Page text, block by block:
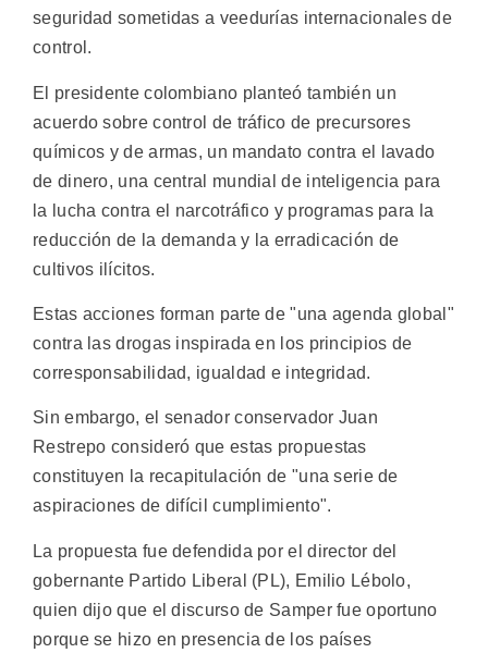
seguridad sometidas a veedurías internacionales de
control.
El presidente colombiano planteó también un
acuerdo sobre control de tráfico de precursores
químicos y de armas, un mandato contra el lavado
de dinero, una central mundial de inteligencia para
la lucha contra el narcotráfico y programas para la
reducción de la demanda y la erradicación de
cultivos ilícitos.
Estas acciones forman parte de "una agenda global"
contra las drogas inspirada en los principios de
corresponsabilidad, igualdad e integridad.
Sin embargo, el senador conservador Juan
Restrepo consideró que estas propuestas
constituyen la recapitulación de "una serie de
aspiraciones de difícil cumplimiento".
La propuesta fue defendida por el director del
gobernante Partido Liberal (PL), Emilio Lébolo,
quien dijo que el discurso de Samper fue oportuno
porque se hizo en presencia de los países